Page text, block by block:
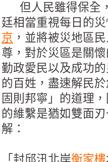
但人民雖得保全
廷相當重視每日的
京 ，並將被災地區
尊，對於災區是關
勤政愛民以及成功
的百姓，盡速解民
固則邦寧」的道理
的維繫是猶如雙面
解：
「封邱汛北岸衡家樓